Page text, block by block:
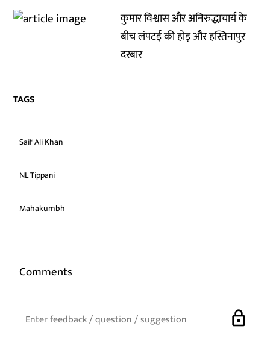
कुमार विश्वास और अनिरुद्धाचार्य के
बीच लंपटई की होड़ और हस्तिनापुर
दरबार
TAGS
Saif Ali Khan
NL Tippani
Mahakumbh
Comments
lock